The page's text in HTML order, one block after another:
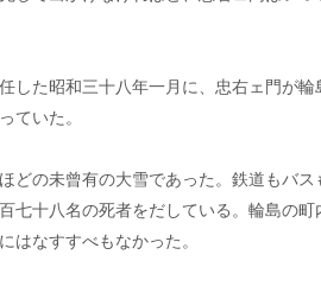
した昭和三十八年一月に、忠右ェ門が輪
ていた。
の未曾有の大雪であった。鉄道もバス
七十八名の死者をだしている。輪島の
なすすべもなかった。